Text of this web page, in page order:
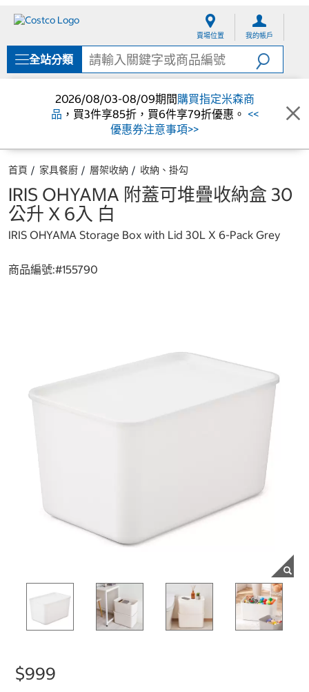
單
賣場位置 我的帳戶
全站分類
2026/08/03-08/09期間購買指定米森商
品 ，買3件享85折，買6件享79折優惠。 <<
優惠券注意事項>>
首頁 家具餐廚 層架收納 收納、掛勾
IRIS OHYAMA 附蓋可堆疊收納盒 30
公升 X 6入 白
IRIS OHYAMA Storage Box with Lid 30L X 6-Pack Grey
商品編號:#155790
$999